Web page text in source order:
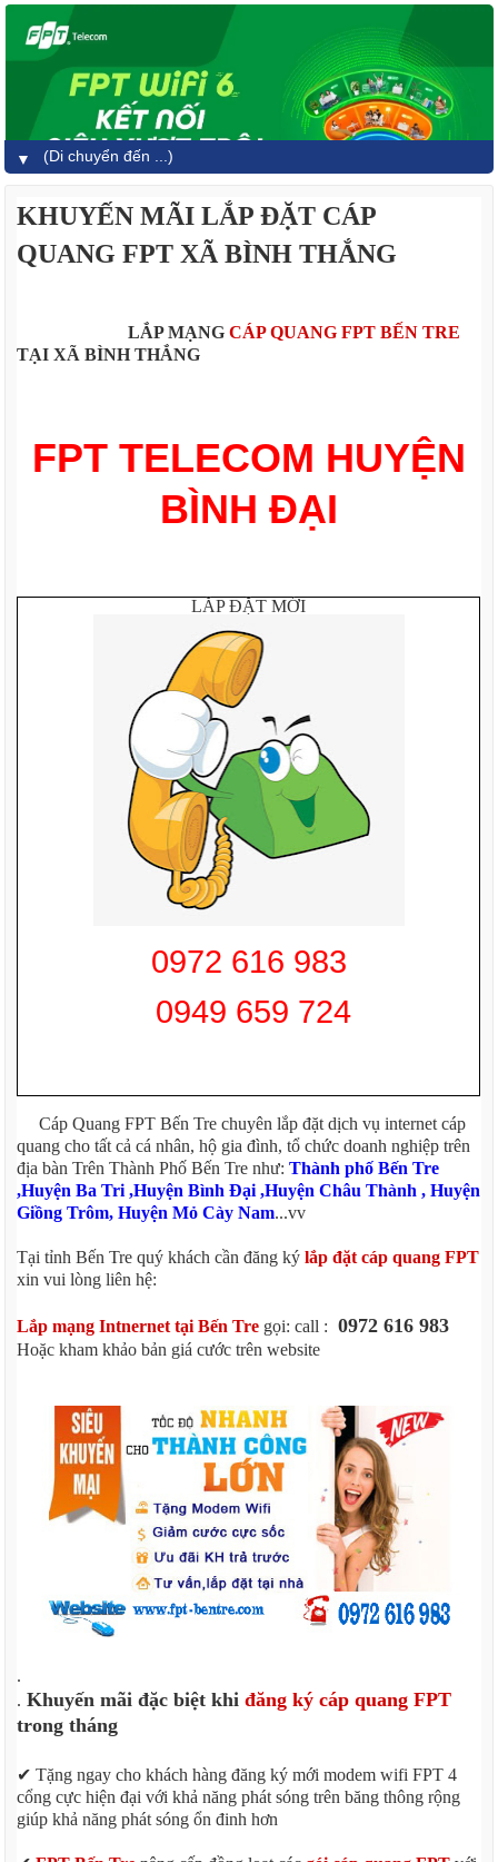
▼
KHUYẾN MÃI LẮP ĐẶT CÁP
QUANG FPT XÃ BÌNH THẮNG
LẮP MẠNGCÁP QUANG FPT BẾN TRE
TẠI XÃ BÌNH THẮNG
FPT TELECOM HUYỆN
BÌNH ĐẠI
LẮP ĐẶT MỚI
0972 616 983
0949 659 724
Cáp Quang FPT Bến Tre chuyên lắp đặt dịch vụ internet cáp
quang cho tất cả cá nhân, hộ gia đình, tổ chức doanh nghiệp trên
địa bàn Trên Thành Phố Bến Tre như:Thành phố Bến Tre
,Huyện Ba Tri ,Huyện Bình Đại ,Huyện Châu Thành , Huyện
Giồng Trôm, Huyện Mỏ Cày Nam...vv
Tại tỉnh Bến Tre quý khách cần đăng kýlắp đặt cáp quang FPT
xin vui lòng liên hệ:
Lắp mạng Intnernet tại Bến Tre gọi: call : 0972 616 983
Hoặc kham khảo bản giá cước trên website
.
. Khuyến mãi đặc biệt khiđăng ký cáp quang FPT
trong tháng
✔ Tặng ngay cho khách hàng đăng ký mới modem wifi FPT 4
cổng cực hiện đại với khả năng phát sóng trên băng thông rộng
giúp khả năng phát sóng ổn đinh hơn